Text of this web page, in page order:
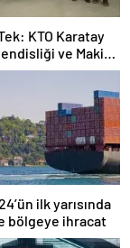
KTO Karatay
ve Makine
Bölümleri
ilk yarısında
bölgeye ihracat